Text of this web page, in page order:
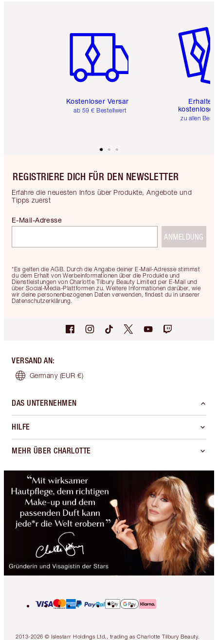
Kostenloser Versand
ab 59 € Bestellwert
Erhalte
kostenlose
zu allen
REGISTRIERE DICH FÜR DEN NEWSLETTER
Erfahre die neuesten Infos über Produkte, Angebote und
Tipps zuerst
*Es gelten die AGB. Durch die Angabe deiner E-Mail-Adresse stimmst
du dem Erhalt von Werbeinformationen über die Produkte und
Dienstleistungen von Charlotte Tilbury Beauty Limited per E-Mail und
über Social-Media-Plattformen zu. Weitere Informationen darüber, wie
wir deine personenbezogenen Daten verwenden, findest du in unserer
Datenschutzerklärung.
E-Mail-Adresse
ANMELDUNG
VERSAND AN:
Germany (EUR €)
DAS UNTERNEHMEN
HILFE
MEHR ÜBER CHARLOTTE
2013-2026 © Islestarr Holdings Ltd., trading as Charlotte Tilbury Beauty.